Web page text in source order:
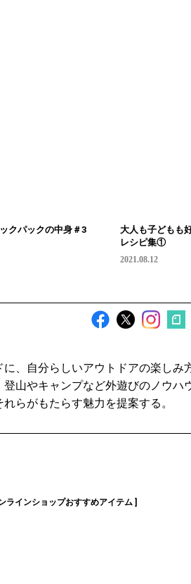
クパックの中身＃3
大人も子どもも
レシピ集①
2021.08.12
に、自分らしいアウトドアの楽しみ
山やキャンプなど外遊びのノウハ
らがもたらす魅力を提案する。
ラインショップおすすめアイテム ]